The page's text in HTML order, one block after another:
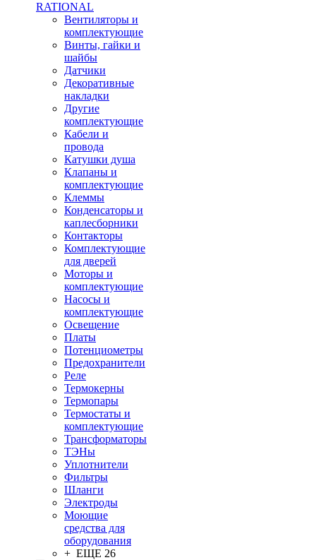
RATIONAL
Вентиляторы и
комплектующие
Винты, гайки и
шайбы
Датчики
Декоративные
накладки
Другие
комплектующие
Кабели и
провода
Катушки душа
Клапаны и
комплектующие
Клеммы
Конденсаторы и
каплесборники
Контакторы
Комплектующие
для дверей
Моторы и
комплектующие
Насосы и
комплектующие
Освещение
Платы
Потенциометры
Предохранители
Реле
Термокерны
Термопары
Термостаты и
комплектующие
Трансформаторы
ТЭНы
Уплотнители
Фильтры
Шланги
Электроды
Моющие
средства для
оборудования
+ ЕЩЕ 26